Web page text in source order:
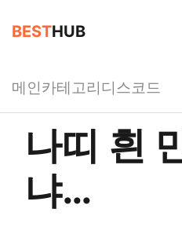
BESTHUB
메인카테고리디스코드
나띠 흰
냐…